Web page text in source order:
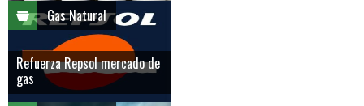
Gas Natural
Refuerza Repsol mercado de
gas